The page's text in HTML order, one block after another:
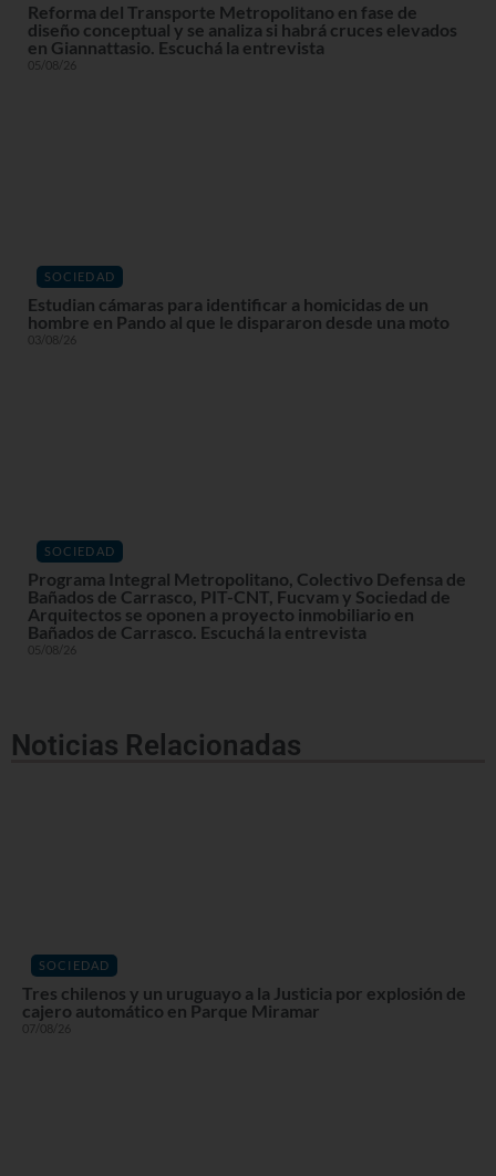
Reforma del Transporte Metropolitano en fase de
diseño conceptual y se analiza si habrá cruces elevados
en Giannattasio. Escuchá la entrevista
05/08/26
SOCIEDAD
Estudian cámaras para identificar a homicidas de un
hombre en Pando al que le dispararon desde una moto
03/08/26
SOCIEDAD
Programa Integral Metropolitano, Colectivo Defensa de
Bañados de Carrasco, PIT-CNT, Fucvam y Sociedad de
Arquitectos se oponen a proyecto inmobiliario en
Bañados de Carrasco. Escuchá la entrevista
05/08/26
Noticias Relacionadas
SOCIEDAD
Tres chilenos y un uruguayo a la Justicia por explosión de
cajero automático en Parque Miramar
07/08/26